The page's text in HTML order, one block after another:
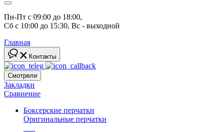
Пн-Пт с 09:00 до 18:00,
Сб с 10:00 до 15:30, Вс - выходной
Главная
Контакты
Смотрели
Закладки
Сравнение
Боксерские перчатки
Оригинальные перчатки